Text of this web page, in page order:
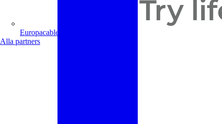
Europacable
Alla partners